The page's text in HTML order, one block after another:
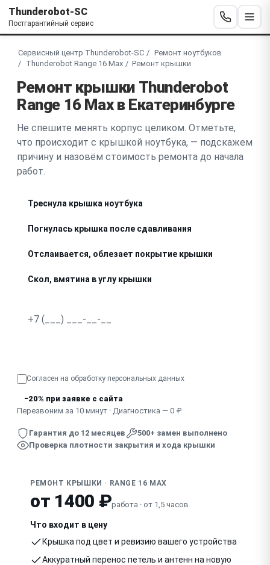
Thunderobot-SC
Постгарантийный сервис
Сервисный центр Thunderobot-SC
Ремонт ноутбуков
Thunderobot Range 16 Max
Ремонт крышки
Ремонт крышки Thunderobot
Range 16 Max в Екатеринбурге
Не спешите менять корпус целиком. Отметьте,
что происходит с крышкой ноутбука, — подскажем
причину и назовём стоимость ремонта до начала
работ.
Треснула крышка ноутбука
Погнулась крышка после сдавливания
Отслаивается, облезает покрытие крышки
Скол, вмятина в углу крышки
Согласен на обработку персональных данных
−20% при заявке с сайта
Перезвоним за 10 минут · Диагностика — 0 ₽
Гарантия до 12 месяцев
500+ замен выполнено
Проверка плотности закрытия и хода крышки
РЕМОНТ КРЫШКИ · RANGE 16 MAX
от 1400 ₽работа · от 1,5 часов
Что входит в цену
Крышка под цвет и ревизию вашего устройства
Аккуратный перенос петель и антенн на новую